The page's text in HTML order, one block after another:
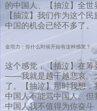
的中国人、【抽泣】全世
【抽泣】我们作为这个
中国的机会已经不多了。
金培力：你什么时候开始有这种感觉？
这个感觉，【抽泣】在
——我就是越干越悲哀。
了。【抽泣】那时我想
中国人不能骂中国人。但
中国人我不值得为你奋斗